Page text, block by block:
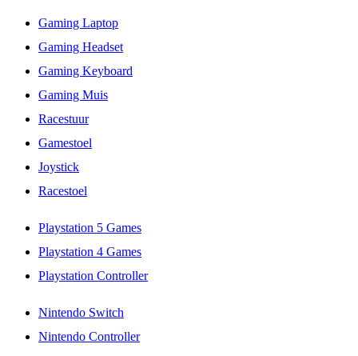
Gaming Laptop
Gaming Headset
Gaming Keyboard
Gaming Muis
Racestuur
Gamestoel
Joystick
Racestoel
Playstation 5 Games
Playstation 4 Games
Playstation Controller
Nintendo Switch
Nintendo Controller